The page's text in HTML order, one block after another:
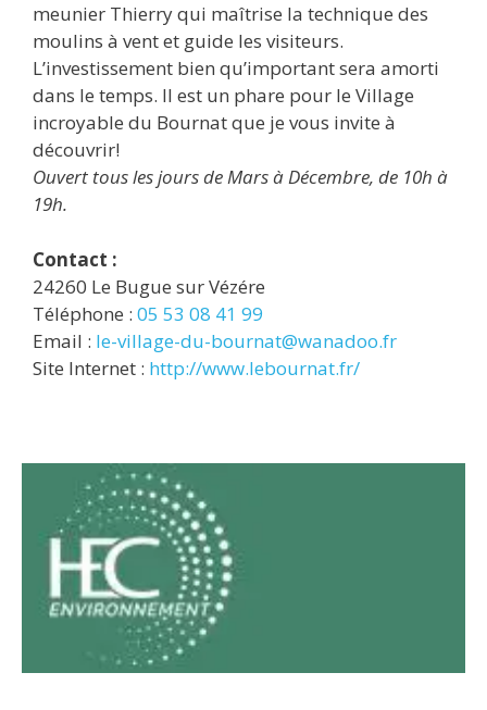
meunier Thierry qui maîtrise la technique des
moulins à vent et guide les visiteurs.
L’investissement bien qu’important sera amorti
dans le temps. Il est un phare pour le Village
incroyable du Bournat que je vous invite à
découvrir!
Ouvert tous les jours de Mars à Décembre, de 10h à
19h.
Contact :
24260 Le Bugue sur Vézére
Téléphone : 05 53 08 41 99
Email : le-village-du-bournat@wanadoo.fr
Site Internet : http://www.lebournat.fr/